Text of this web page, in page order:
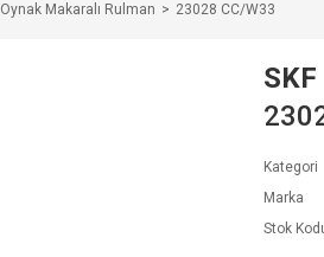
Oynak Makaralı Rulman 23028 CC/W33
SKF
Kategori
Marka
Stok